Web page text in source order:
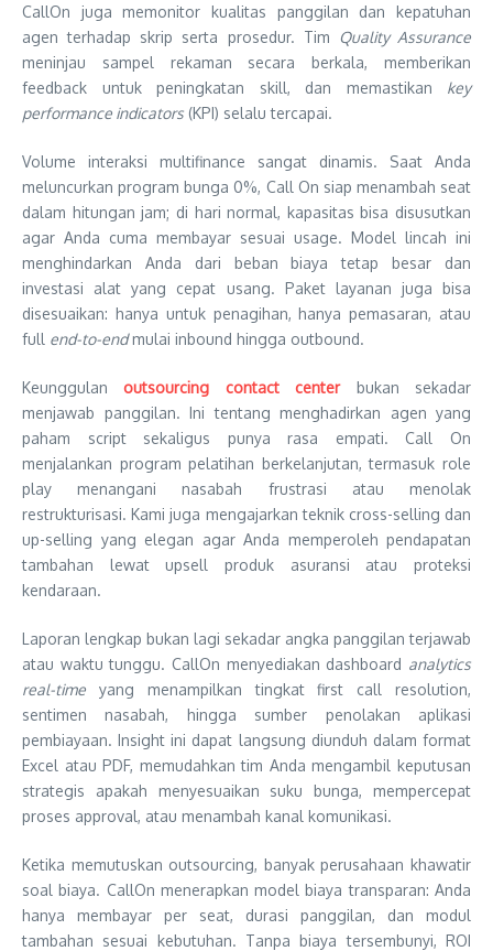
CallOn juga memonitor kualitas panggilan dan kepatuhan
agen terhadap skrip serta prosedur. Tim Quality Assurance
meninjau sampel rekaman secara berkala, memberikan
feedback untuk peningkatan skill, dan memastikan key
performance indicators (KPI) selalu tercapai.
Volume interaksi multifinance sangat dinamis. Saat Anda
meluncurkan program bunga 0%, Call On siap menambah seat
dalam hitungan jam; di hari normal, kapasitas bisa disusutkan
agar Anda cuma membayar sesuai usage. Model lincah ini
menghindarkan Anda dari beban biaya tetap besar dan
investasi alat yang cepat usang. Paket layanan juga bisa
disesuaikan: hanya untuk penagihan, hanya pemasaran, atau
full end-to-endmulai inbound hingga outbound.
Keunggulanoutsourcing contact centerbukan sekadar
menjawab panggilan. Ini tentang menghadirkan agen yang
paham script sekaligus punya rasa empati. Call On
menjalankan program pelatihan berkelanjutan, termasuk role
play menangani nasabah frustrasi atau menolak
restrukturisasi. Kami juga mengajarkan teknik cross-selling dan
up-selling yang elegan agar Anda memperoleh pendapatan
tambahan lewat upsell produk asuransi atau proteksi
kendaraan.
Laporan lengkap bukan lagi sekadar angka panggilan terjawab
atau waktu tunggu. CallOn menyediakan dashboard analytics
real-time yang menampilkan tingkat first call resolution,
sentimen nasabah, hingga sumber penolakan aplikasi
pembiayaan. Insight ini dapat langsung diunduh dalam format
Excel atau PDF, memudahkan tim Anda mengambil keputusan
strategis apakah menyesuaikan suku bunga, mempercepat
proses approval, atau menambah kanal komunikasi.
Ketika memutuskan outsourcing, banyak perusahaan khawatir
soal biaya. CallOn menerapkan model biaya transparan: Anda
hanya membayar per seat, durasi panggilan, dan modul
tambahan sesuai kebutuhan. Tanpa biaya tersembunyi, ROI